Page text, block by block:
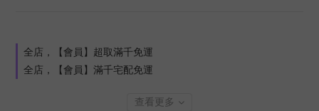
全店，【會員】超取滿千免運
全店，【會員】滿千宅配免運
查看更多